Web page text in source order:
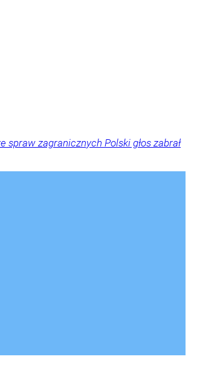
zagranicznych Polski głos zabrał